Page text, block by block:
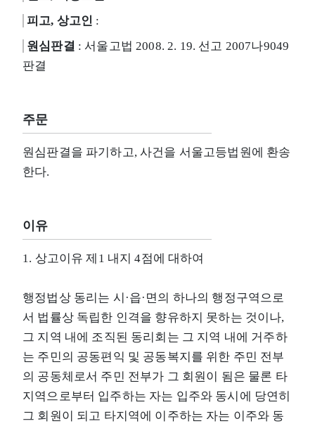
피고, 상고인 :
원심판결 : 서울고법 2008. 2. 19. 선고 2007나9049
판결
주문
원심판결을 파기하고, 사건을 서울고등법원에 환송
한다.
이유
1. 상고이유 제1 내지 4점에 대하여
행정법상 동리는 시·읍·면의 하나의 행정구역으로
서 법률상 독립한 인격을 향유하지 못하는 것이나,
그 지역 내에 조직된 동리회는 그 지역 내에 거주하
는 주민의 공동편익 및 공동복지를 위한 주민 전부
의 공동체로서 주민 전부가 그 회원이 됨은 물론 타
지역으로부터 입주하는 자는 입주와 동시에 당연히
그 회원이 되고 타지역에 이주하는 자는 이주와 동